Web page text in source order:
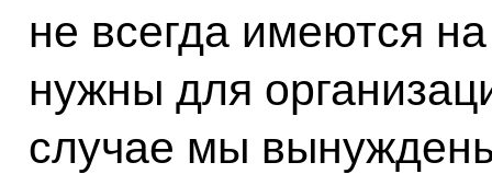
не всегда имеются
нужны для
случае мы